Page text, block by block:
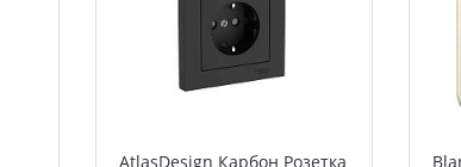
AtlasDesign Карбон Розетка